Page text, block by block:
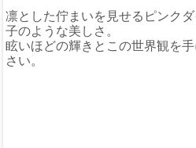
凛とした佇まいを見せるピンク
子のような美しさ。
眩いほどの輝きとこの世界観を
さい。